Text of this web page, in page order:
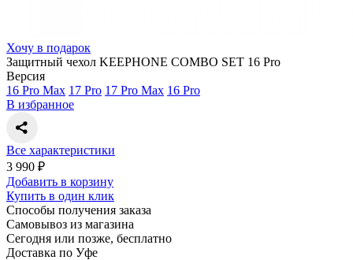
Хочу в подарок
Защитный чехол KEEPHONE COMBO SET 16 Pro
Версия
16 Pro Max 17 Pro 17 Pro Max 16 Pro
В избранное
Все характеристики
3 990 ₽
Добавить в корзину
Купить в один клик
Способы получения заказа
Самовывоз из магазина
Сегодня или позже, бесплатно
Доставка по Уфе